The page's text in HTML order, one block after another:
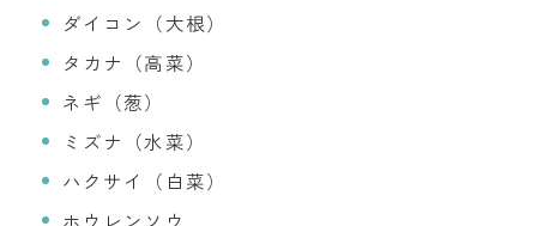
ダイコン（大根）
タカナ（高菜）
ネギ（葱）
ミズナ（水菜）
ハクサイ（白菜）
ホウレンソウ